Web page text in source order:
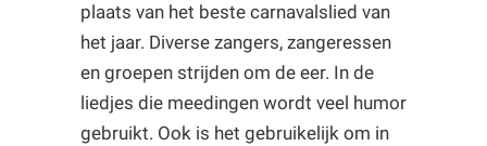
plaats van het beste carnavalslied van
het jaar. Diverse zangers, zangeressen
en groepen strijden om de eer. In de
liedjes die meedingen wordt veel humor
gebruikt. Ook is het gebruikelijk om in